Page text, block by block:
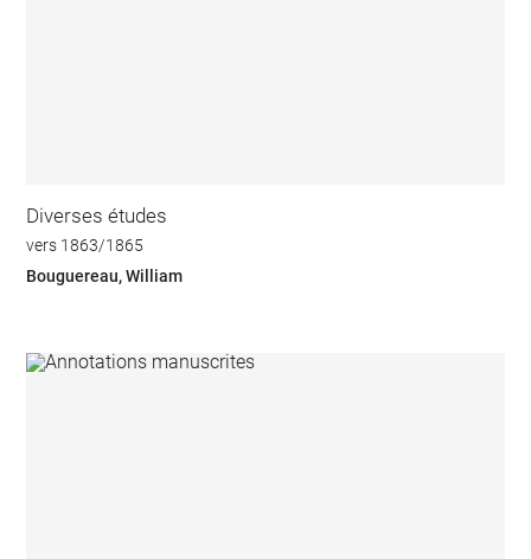
Diverses études
vers 1863/1865
Bouguereau, William